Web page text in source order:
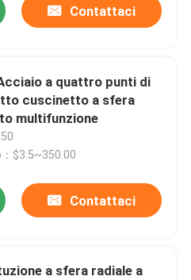
Contattaci
a quattro punti di
cuscinetto a sfera
multifunzione
$3.5~350.00
Contattaci
a sfera radiale a